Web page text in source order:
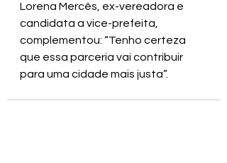
Lorena Mercês, ex-vereadora e
candidata a vice-prefeita,
complementou: “Tenho certeza
que essa parceria vai contribuir
para uma cidade mais justa”.